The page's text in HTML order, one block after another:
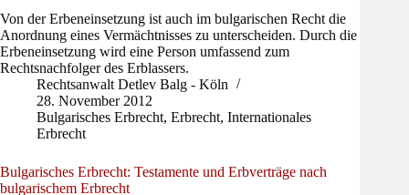
Von der Erbeneinsetzung ist auch im bulgarischen Recht die
Anordnung eines Vermächtnisses zu unterscheiden. Durch die
Erbeneinsetzung wird eine Person umfassend zum
Rechtsnachfolger des Erblassers.
Rechtsanwalt Detlev Balg - Köln
28. November 2012
Bulgarisches Erbrecht, Erbrecht, Internationales
Erbrecht
Bulgarisches Erbrecht: Testamente und Erbverträge nach
bulgarischem Erbrecht